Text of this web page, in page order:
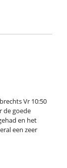
Vr 10:50
de goede
en het
een zeer